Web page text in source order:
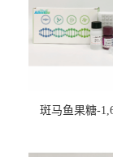
斑马鱼果糖-
盒